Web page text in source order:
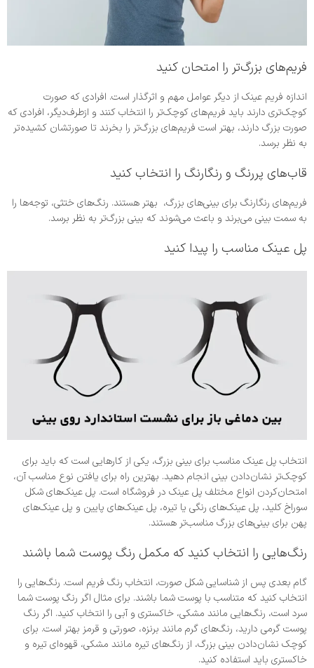
فریم‌های بزرگ‌تر را امتحان کنید
اندازه فریم عینک از دیگر عوامل مهم و اثرگذار است. افرادی که صورت
کوچک‌تری دارند باید فریم‌های کوچک‌تر را انتخاب کنند و ازطرف‌دیگر، افرادی که
صورت بزرگ دارند، بهتر است فریم‌های بزرگ‌تر را بخرند تا صورتشان کشیده‌تر
به نظر برسد.
قاب‌های پررنگ و رنگارنگ را انتخاب کنید
فریم‌های رنگارنگ برای بینی‌های بزرگ، بهتر هستند. رنگ‌های ختثی، توجه‌ها را
به سمت بینی می‌برند و باعث می‌شوند که بینی بزرگ‌تر به نظر برسد.
پل عینک‌ مناسب را پیدا کنید
انتخاب پل عینک مناسب برای بینی بزرگ، یکی از کارهایی است که باید برای
کوچک‌تر نشان‌دادن بینی انجام دهید. بهترین راه برای یافتن نوع مناسب آن،
امتحان‌کردن انواع مختلف پل عینک‌ در فروشگاه است. پل عینک‌های شکل
سوراخ کلید، پل عینک‌های رنگی یا تیره، پل عینک‌های پایین و پل عینک‌های
پهن برای بینی‌های بزرگ مناسب‌تر هستند.
رنگ‌هایی را انتخاب کنید که مکمل رنگ پوست شما باشند
گام بعدی پس از شناسایی شکل صورت، انتخاب رنگ فریم است. رنگ‌هایی را
انتخاب کنید که متناسب با پوست شما باشند. برای مثال اگر رنگ پوست شما
سرد است، رنگ‌هایی مانند مشکی، خاکستری و آبی را انتخاب کنید. اگر رنگ
پوست گرمی دارید، رنگ‌های گرم مانند برنزه، صورتی و قرمز‌‌ بهتر است. برای
کوچک نشان‌دادن بینی بزرگ، از رنگ‌های تیره مانند مشکی، قهوه‌ای تیره و
خاکستری باید استفاده کنید.